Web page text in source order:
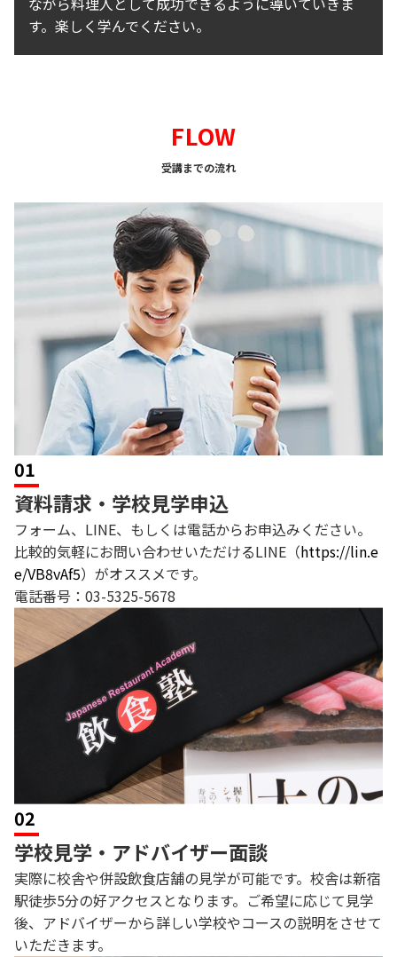
す。楽しく学んでください。
FLOW
受講までの流れ
01
資料請求・学校見学申込
フォーム、LINE、もしくは電話からお申込みください。
比較的気軽にお問い合わせいただけるLINE（https://lin.e
e/VB8vAf5）がオススメです。
電話番号：03-5325-5678
02
学校見学・アドバイザー面談
実際に校舎や併設飲食店舗の見学が可能です。校舎は新宿
駅徒歩5分の好アクセスとなります。ご希望に応じて見学
後、アドバイザーから詳しい学校やコースの説明をさせて
いただきます。